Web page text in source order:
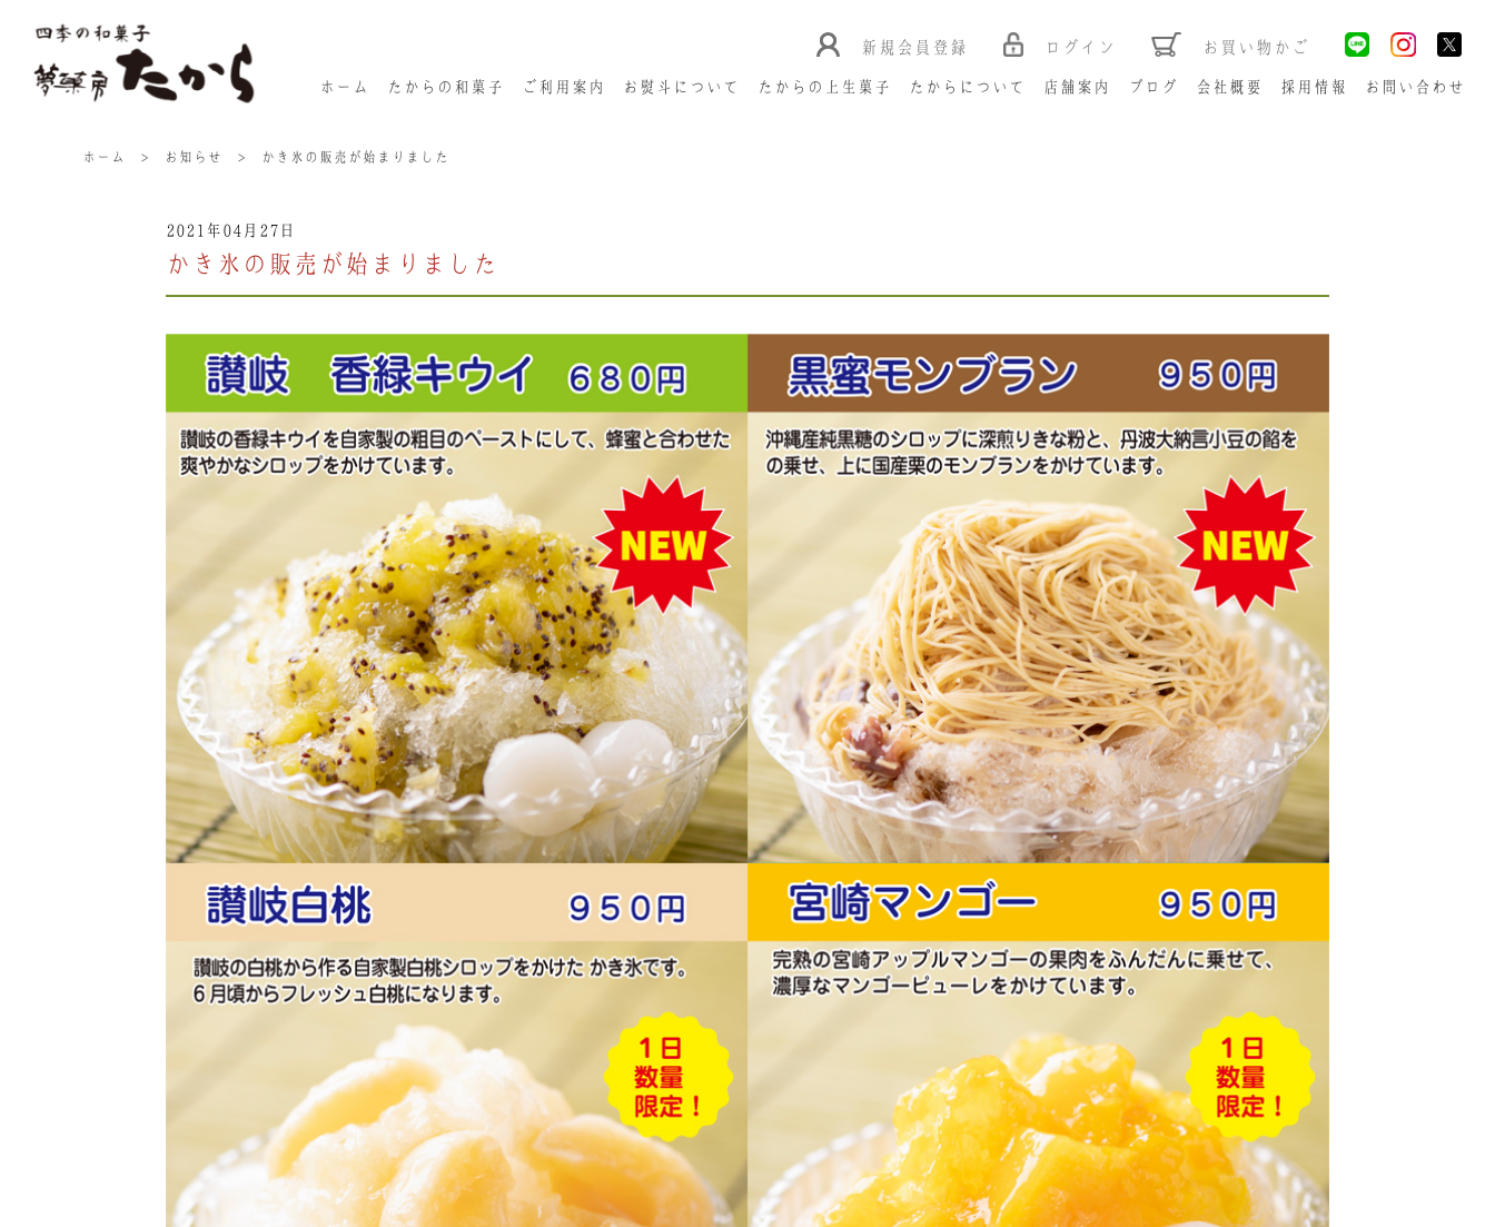
新規会員登録 ログイン お買い物かご
ホーム たからの和菓子 ご利用案内 お熨斗について たからの上生菓子 たからについて 店舗案内 ブログ 会社概要 採用情報 お問い合わせ
ホーム > お知らせ > かき氷の販売が始まりました
2021年04月27日
かき氷の販売が始まりました